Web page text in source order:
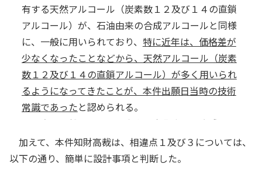
そうすると、… 当業者は、甲１発明のアルキル基
「Ｒ」につき、「Ｃ１２からＣ１５のアルキル鎖」
として、偶数の炭素からなる直鎖の炭化水素基を有
する天然アルコール由来のものと、炭素数が奇数で
あるか、又は分枝鎖の炭化水素基を有する合成アル
コール由来のものの両方を利用できると認識するも
のといえる。
というべきであり、これが形式的な相違点にすぎな
いとは認められない。
有する天然アルコール（炭素数１２及び１４の直鎖
アルコール）が、石油由来の合成アルコールと同様
に、一般に用いられており、 特に近年は、価格差が
少なくなったことなどから、天然アルコール（炭素
数１２及び１４の直鎖アルコール）が多く用いられ
るようになってきたことが、本件出願日当時の技術
常識であったと認められる。
他方、天然アルコール由来の炭化水素と合成アル
コール由来の炭化水素とで、いずれか一方が他方よ
りも衣料用洗浄剤の組成物に適しているとの技術常
加えて、本件知財高裁は、相違点１及び３については、
以下の通り、簡単に設計事項と判断した。